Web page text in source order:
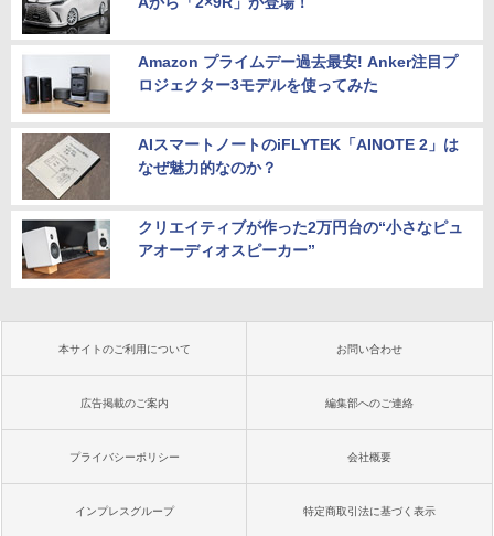
Amazon プライムデー過去最安! Anker注目プ
ロジェクター3モデルを使ってみた
AIスマートノートのiFLYTEK「AINOTE 2」は
なぜ魅力的なのか？
クリエイティブが作った2万円台の“小さなピュ
アオーディオスピーカー”
本サイトのご利用について お問い合わせ
広告掲載のご案内 編集部へのご連絡
プライバシーポリシー 会社概要
インプレスグループ 特定商取引法に基づく表示